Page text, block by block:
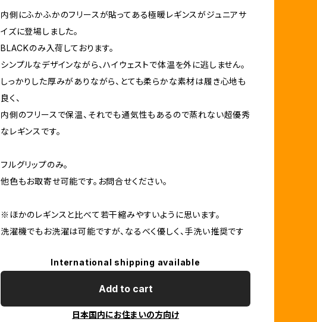
内側にふかふかのフリースが貼ってある極暖レギンスがジュニアサ
イズに登場しました。
BLACKのみ入荷しております。
シンプルなデザインながら、ハイウェストで体温を外に逃しません。
しっかりした厚みがありながら、とても柔らかな素材は履き心地も
良く、
内側のフリースで保温、それでも通気性もあるので蒸れない超優秀
なレギンスです。
フルグリップのみ。
他色もお取寄せ可能です。お問合せください。
※ほかのレギンスと比べて若干縮みやすいように思います。
洗濯機でもお洗濯は可能ですが、なるべく優しく、手洗い推奨です
International shipping available
Add to cart
日本国内にお住まいの方向け